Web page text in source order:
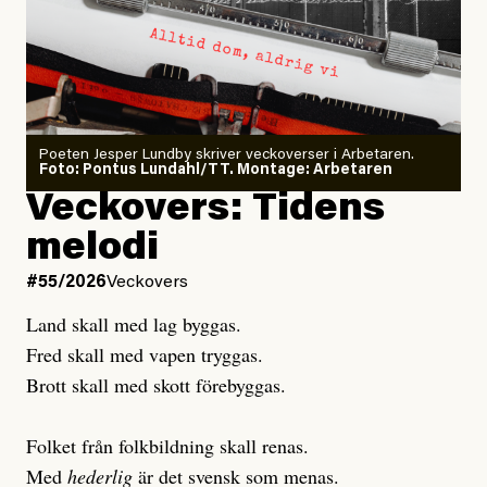
#54/2026Debatt
Sensationalism när ETC
granskar vänstern
Publicerad6 August, 2026
Uppdaterad6 August, 2026
Dödsolyckorna har slutat
minska
Joel Kellgren
Publicerad3 August, 2026
Uppdaterad3 August, 2026
Poeten Jesper Lundby skriver veckoverser i Arbetaren.
Foto: Pontus Lundahl/TT. Montage: Arbetaren
Veckovers: Tidens
melodi
#55/2026Veckovers
Land skall med lag byggas.
Fred skall med vapen tryggas.
Brott skall med skott förebyggas.
Folket från folkbildning skall renas.
Med hederlig är det svensk som menas.